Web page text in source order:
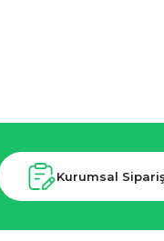
Kurumsal